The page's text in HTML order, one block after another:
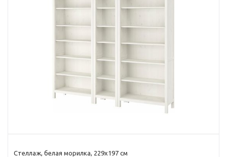
Стеллаж, белая морилка, 229x197 см